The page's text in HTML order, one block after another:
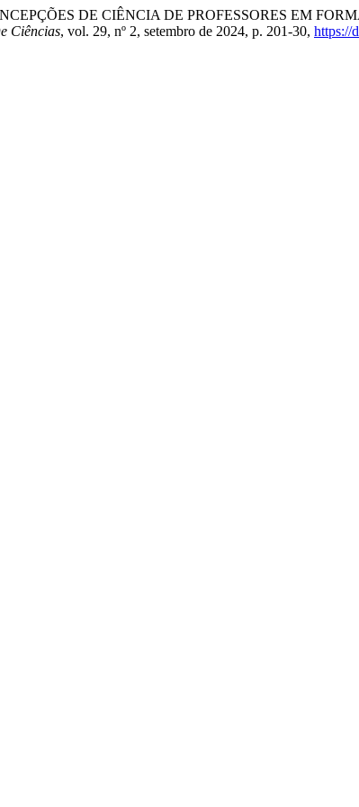
DE CIÊNCIA DE PROFESSORES EM
Ciências, vol. 29, nº 2, setembro de 2024, p. 201-30, https://